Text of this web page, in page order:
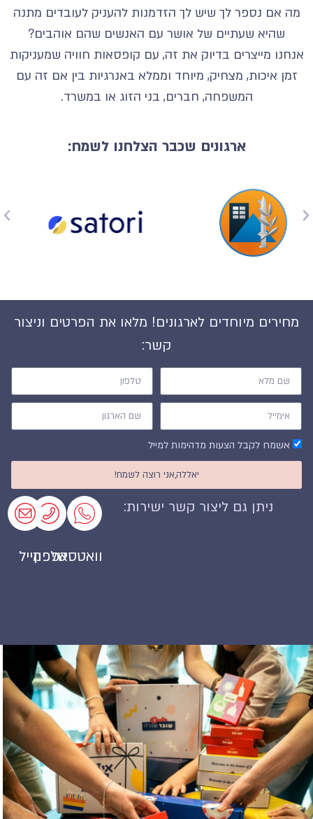
מה אם נספר לך שיש לך הזדמנות להעניק לעובדים מתנה
שהיא שעתיים של אושר עם האנשים שהם אוהבים?
אנחנו מייצרים בדיוק את זה, עם קופסאות חוויה שמעניקות
זמן איכות, מצחיק, מיוחד וממלא באנרגיות בין אם זה עם
המשפחה, חברים, בני הזוג או במשרד.
ארגונים שכבר הצלחנו לשמח:
מחירים מיוחדים לארגונים! מלאו את הפרטים וניצור
קשר:
אשמח לקבל הצעות מדהימות למייל
יאללה,אני רוצה לשמח!
ניתן גם ליצור קשר ישירות:
וואטסאפטלפוןמייל